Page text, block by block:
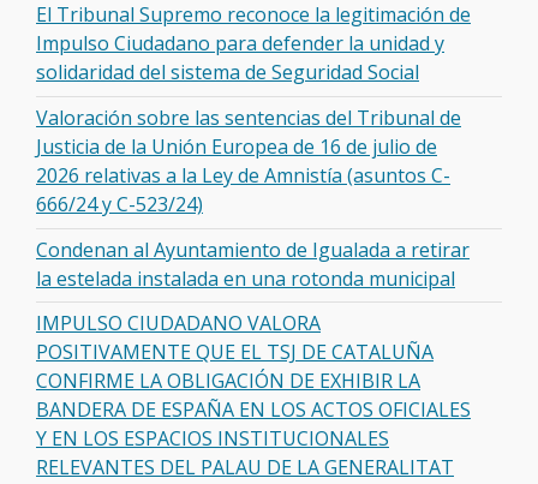
El Tribunal Supremo reconoce la legitimación de
Impulso Ciudadano para defender la unidad y
solidaridad del sistema de Seguridad Social
Valoración sobre las sentencias del Tribunal de
Justicia de la Unión Europea de 16 de julio de
2026 relativas a la Ley de Amnistía (asuntos C-
666/24 y C-523/24)
Condenan al Ayuntamiento de Igualada a retirar
la estelada instalada en una rotonda municipal
IMPULSO CIUDADANO VALORA
POSITIVAMENTE QUE EL TSJ DE CATALUÑA
CONFIRME LA OBLIGACIÓN DE EXHIBIR LA
BANDERA DE ESPAÑA EN LOS ACTOS OFICIALES
Y EN LOS ESPACIOS INSTITUCIONALES
RELEVANTES DEL PALAU DE LA GENERALITAT